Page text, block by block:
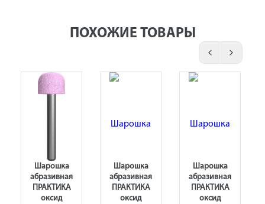
ПОХОЖИЕ ТОВАРЫ
Шарошка
абразивная
ПРАКТИКА
оксид
Шарошка
абразивная
ПРАКТИКА
оксид
Шарошка
абразивная
ПРАКТИКА
оксид